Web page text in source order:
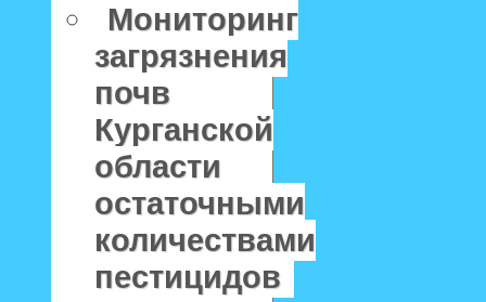
Мониторинг
загрязнения
почв
Курганской
области
остаточными
количествами
пестицидов